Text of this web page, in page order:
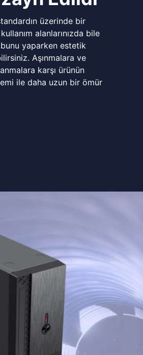
üzerinde bir
alanlarınızda bile
yaparken estetik
Aşınmalara ve
karşı ürünün
ile daha uzun bir ömür